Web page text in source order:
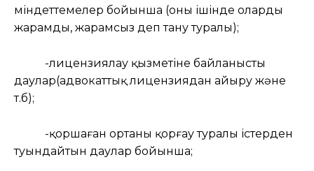
міндеттемелер бойынша (оның ішінде олардың
жарамды, жарамсыз деп тану туралы);
-лицензиялау қызметіне байланысты
даулар(адвокаттық лицензиядан айыру және
т.б);
-қоршаған ортаны қорғау туралы істерден
туындайтын даулар бойынша;